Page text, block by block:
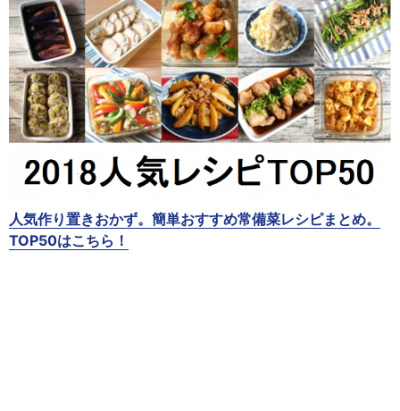
人気作り置きおかず。簡単おすすめ常備菜レシピまとめ。
TOP50はこちら！